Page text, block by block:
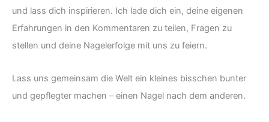
und lass dich inspirieren. Ich lade dich ein, deine eigenen
Erfahrungen in den Kommentaren zu teilen, Fragen zu
stellen und deine Nagelerfolge mit uns zu feiern.
Lass uns gemeinsam die Welt ein kleines bisschen bunter
und gepflegter machen – einen Nagel nach dem anderen.